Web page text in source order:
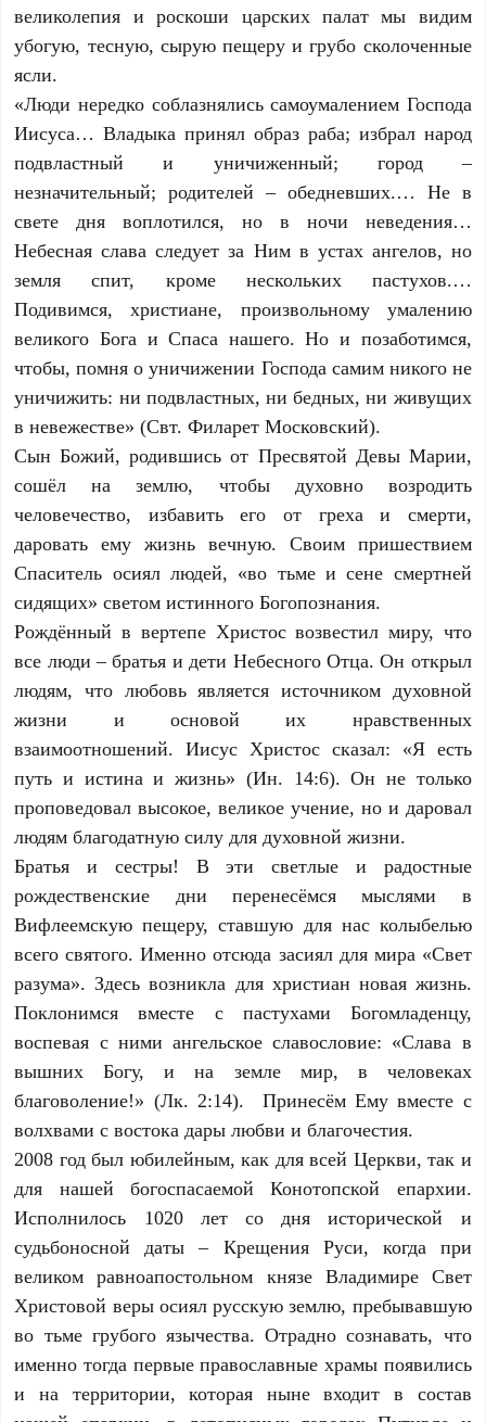
великолепия и роскоши царских палат мы видим
убогую, тесную, сырую пещеру и грубо сколоченные
ясли.
«Люди нередко соблазнялись самоумалением Господа
Иисуса… Владыка принял образ раба; избрал народ
подвластный и уничиженный; город –
незначительный; родителей – обедневших.… Не в
свете дня воплотился, но в ночи неведения…
Небесная слава следует за Ним в устах ангелов, но
земля спит, кроме нескольких пастухов.…
Подивимся, христиане, произвольному умалению
великого Бога и Спаса нашего. Но и позаботимся,
чтобы, помня о уничижении Господа самим никого не
уничижить: ни подвластных, ни бедных, ни живущих
в невежестве» (Свт. Филарет Московский).
Сын Божий, родившись от Пресвятой Девы Марии,
сошёл на землю, чтобы духовно возродить
человечество, избавить его от греха и смерти,
даровать ему жизнь вечную. Своим пришествием
Спаситель осиял людей, «во тьме и сене смертней
сидящих» светом истинного Богопознания.
Рождённый в вертепе Христос возвестил миру, что
все люди – братья и дети Небесного Отца. Он открыл
людям, что любовь является источником духовной
жизни и основой их нравственных
взаимоотношений. Иисус Христос сказал: «Я есть
путь и истина и жизнь» (Ин. 14:6). Он не только
проповедовал высокое, великое учение, но и даровал
людям благодатную силу для духовной жизни.
Братья и сестры! В эти светлые и радостные
рождественские дни перенесёмся мыслями в
Вифлеемскую пещеру, ставшую для нас колыбелью
всего святого. Именно отсюда засиял для мира «Свет
разума». Здесь возникла для христиан новая жизнь.
Поклонимся вместе с пастухами Богомладенцу,
воспевая с ними ангельское славословие: «Слава в
вышних Богу, и на земле мир, в человеках
благоволение!» (Лк. 2:14). Принесём Ему вместе с
волхвами с востока дары любви и благочестия.
2008 год был юбилейным, как для всей Церкви, так и
для нашей богоспасаемой Конотопской епархии.
Исполнилось 1020 лет со дня исторической и
судьбоносной даты – Крещения Руси, когда при
великом равноапостольном князе Владимире Свет
Христовой веры осиял русскую землю, пребывавшую
во тьме грубого язычества. Отрадно сознавать, что
именно тогда первые православные храмы появились
и на территории, которая ныне входит в состав